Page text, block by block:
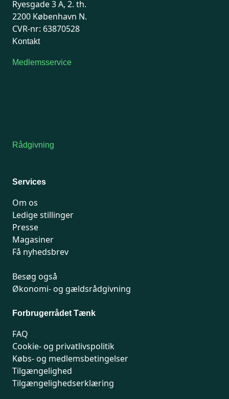
Ryesgade 3 A, 2. th.
2200 København N.
CVR-nr: 63870528
Kontakt
Medlemsservice
Rådgivning
Services
Om os
Ledige stillinger
Presse
Magasiner
Få nyhedsbrev
Besøg også
Økonomi- og gældsrådgivning
Forbrugerrådet Tænk
FAQ
Cookie- og privatlivspolitik
Købs- og medlemsbetingelser
Tilgængelighed
Tilgængelighedserklæring